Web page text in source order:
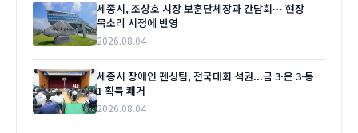
세종시, 조상호 시장 보훈단체장과 간담회… 현장
목소리 시정에 반영
2026.08.04
세종시 장애인 펜싱팀, 전국대회 석권...금 3·은 3·동
1 획득 쾌거
2026.08.04